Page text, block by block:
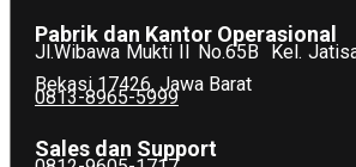
Pabrik dan Kantor Operasional
Jl.Wibawa Mukti II No.65B
Kel.
Bekasi 17426, Jawa Barat
0813-8965-5999
Sales dan Support